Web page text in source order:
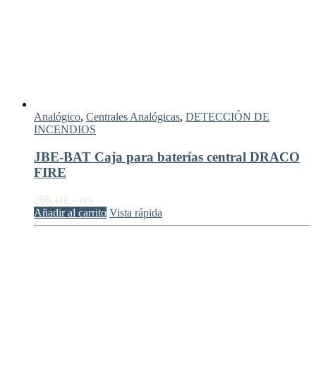
Analógico, Centrales Analógicas, DETECCIÓN DE
INCENDIOS
JBE-BAT Caja para baterías central DRACO
FIRE
266,41 € + IVA
Añadir al carrito Vista rápida